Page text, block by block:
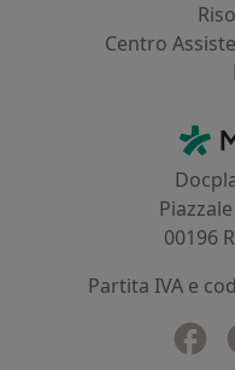
Centro
00196
Partita IVA e